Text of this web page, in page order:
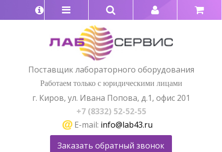
Поставщик лабораторного оборудования
Работаем только с юридическими лицами
г. Киров, ул. Ивана Попова, д.1, офис 201
+7 (8332) 52-52-55
E-mail: info@lab43.ru
Заказать обратный звонок